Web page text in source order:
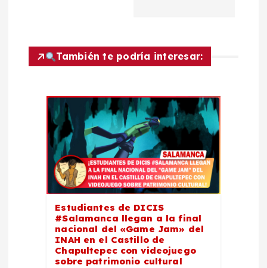
ó
También te podría interesar:
Estudiantes de DICIS
#Salamanca llegan a la final
nacional del «Game Jam» del
INAH en el Castillo de
Chapultepec con videojuego
sobre patrimonio cultural